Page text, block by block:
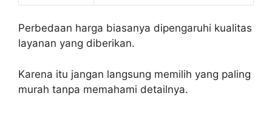
Perbedaan harga biasanya dipengaruhi kualitas
layanan yang diberikan.
Karena itu jangan langsung memilih yang paling
murah tanpa memahami detailnya.